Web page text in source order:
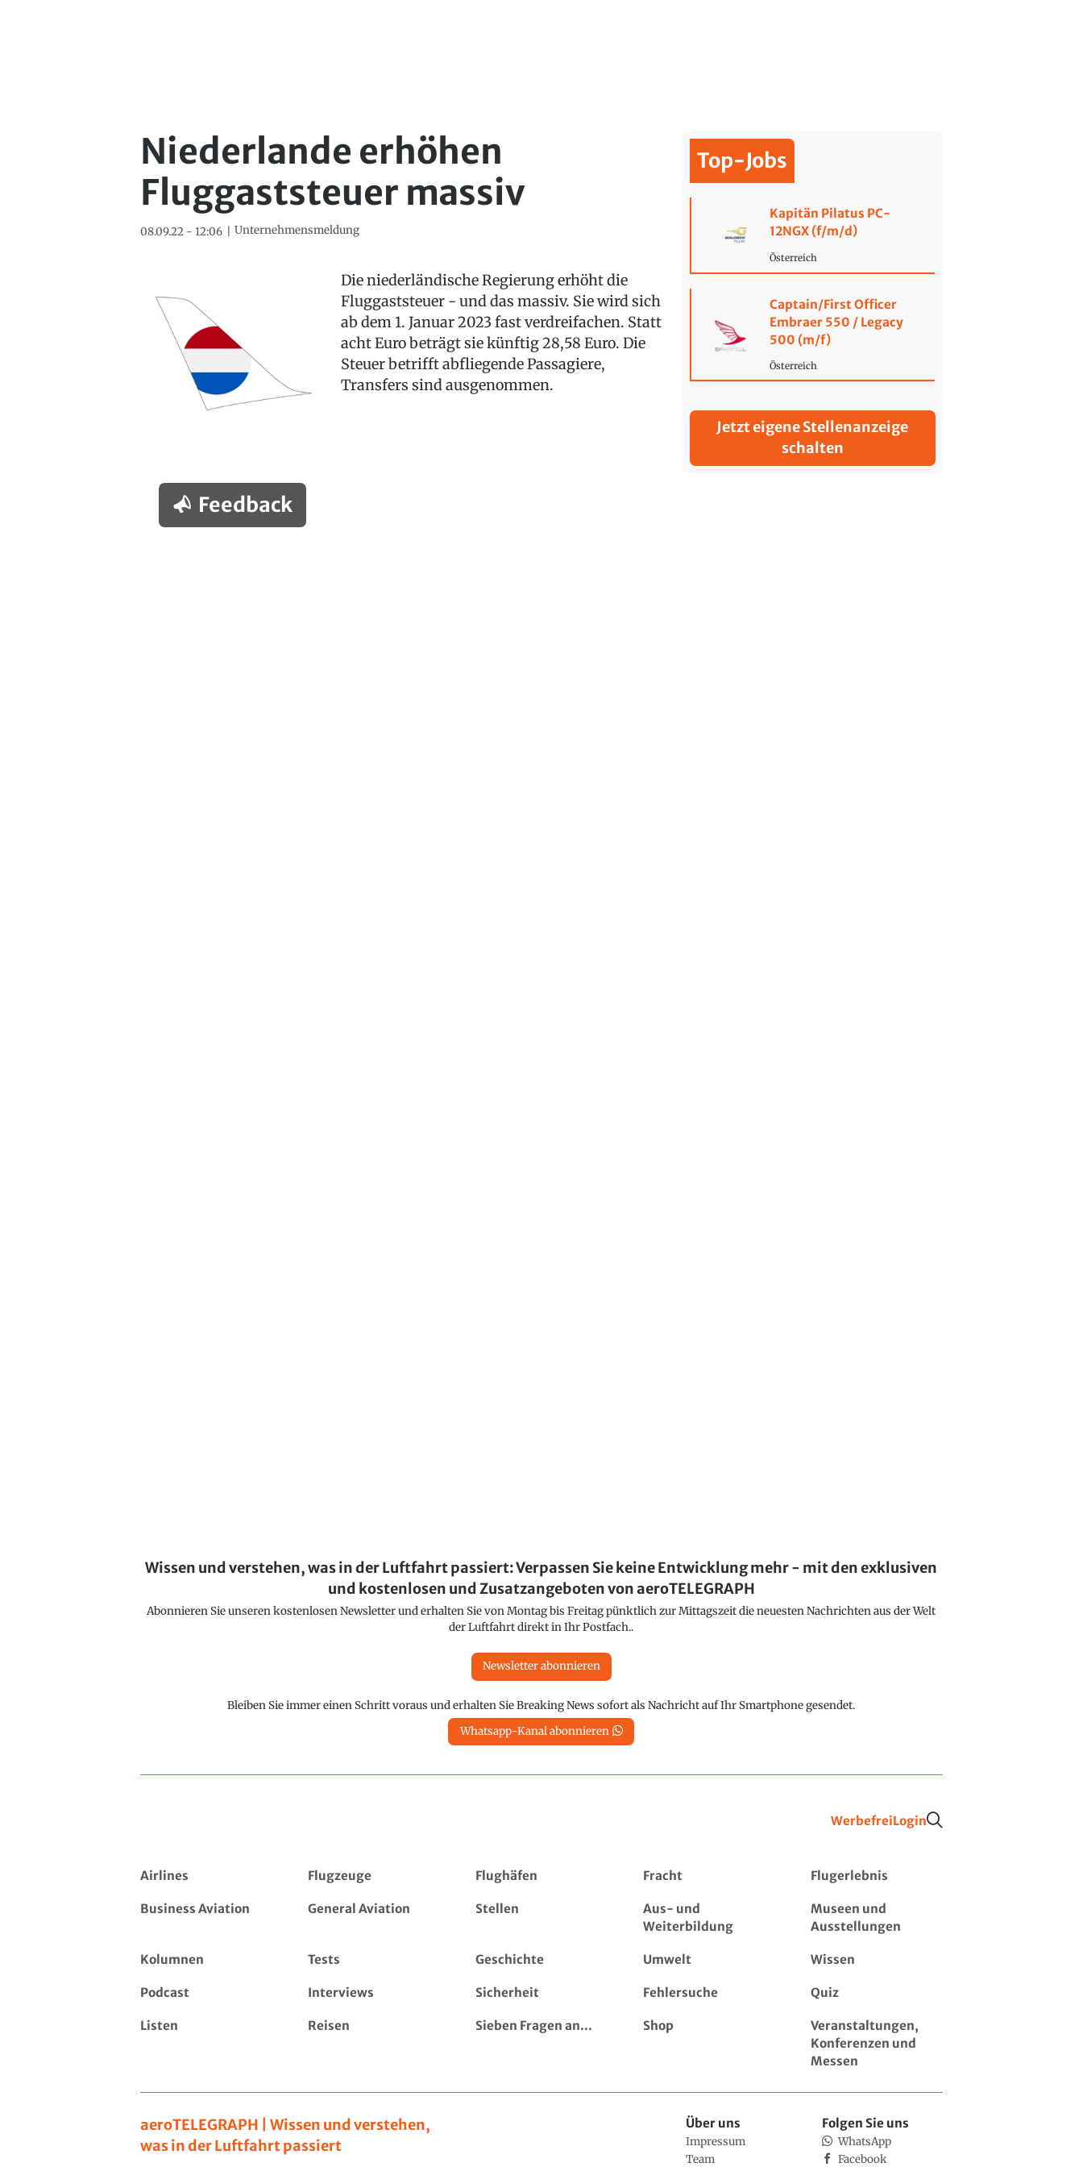
Niederlande erhöhen
Fluggaststeuer massiv
08.09.22 - 12:06 Unternehmensmeldung
Die niederländische Regierung erhöht die
Fluggaststeuer - und das massiv. Sie wird sich
ab dem 1. Januar 2023 fast verdreifachen. Statt
acht Euro beträgt sie künftig 28,58 Euro. Die
Steuer betrifft abfliegende Passagiere,
Transfers sind ausgenommen.
Feedback
Top-Jobs
Kapitän Pilatus PC-
12NGX (f/m/d)
Österreich
Captain/First Officer
Embraer 550 / Legacy
500 (m/f)
Österreich
Jetzt eigene Stellenanzeige
schalten
Wissen und verstehen, was in der Luftfahrt passiert: Verpassen Sie keine Entwicklung mehr - mit den exklusiven
und kostenlosen und Zusatzangeboten von aeroTELEGRAPH
Abonnieren Sie unseren kostenlosen Newsletter und erhalten Sie von Montag bis Freitag pünktlich zur Mittagszeit die neuesten Nachrichten aus der Welt
der Luftfahrt direkt in Ihr Postfach..
Newsletter abonnieren
Bleiben Sie immer einen Schritt voraus und erhalten Sie Breaking News sofort als Nachricht auf Ihr Smartphone gesendet.
Whatsapp-Kanal abonnieren
WerbefreiLogin
Airlines Flugzeuge Flughäfen Fracht Flugerlebnis
Business Aviation General Aviation Stellen
Aus- und
Weiterbildung
Museen und
Ausstellungen
Kolumnen Tests Geschichte Umwelt Wissen
Podcast Interviews Sicherheit Fehlersuche Quiz
Listen Reisen Sieben Fragen an... Shop
Veranstaltungen,
Konferenzen und
Messen
aeroTELEGRAPH | Wissen und verstehen,
was in der Luftfahrt passiert
Über uns
Impressum
Team
Folgen Sie uns
WhatsApp
Facebook